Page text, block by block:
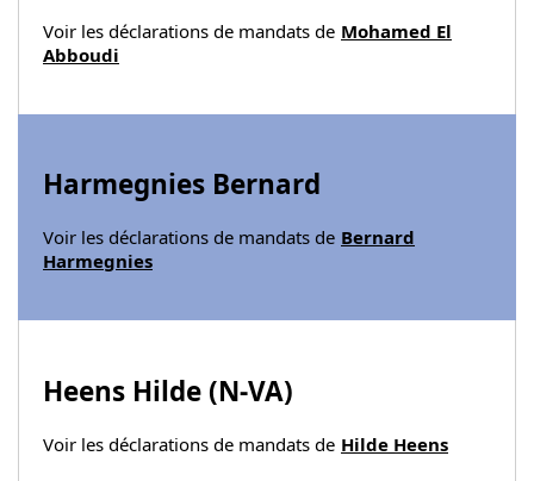
Voir les déclarations de mandats de Mohamed El
Abboudi
Harmegnies Bernard
Voir les déclarations de mandats de Bernard
Harmegnies
Heens Hilde (N-VA)
Voir les déclarations de mandats de Hilde Heens